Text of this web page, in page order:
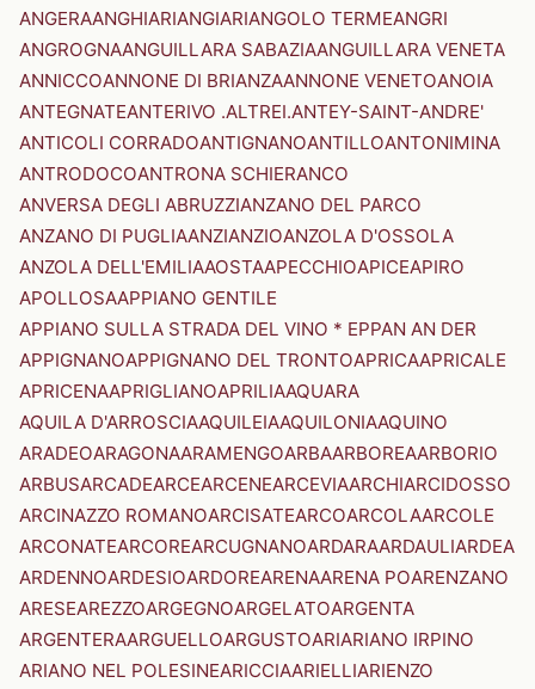
ANGERAANGHIARIANGIARIANGOLO TERMEANGRI
ANGROGNAANGUILLARA SABAZIAANGUILLARA VENETA
ANNICCOANNONE DI BRIANZAANNONE VENETOANOIA
ANTEGNATEANTERIVO .ALTREI.ANTEY-SAINT-ANDRE'
ANTICOLI CORRADOANTIGNANOANTILLOANTONIMINA
ANTRODOCOANTRONA SCHIERANCO
ANVERSA DEGLI ABRUZZIANZANO DEL PARCO
ANZANO DI PUGLIAANZIANZIOANZOLA D'OSSOLA
ANZOLA DELL'EMILIAAOSTAAPECCHIOAPICEAPIRO
APOLLOSAAPPIANO GENTILE
APPIANO SULLA STRADA DEL VINO * EPPAN AN DER
APPIGNANOAPPIGNANO DEL TRONTOAPRICAAPRICALE
APRICENAAPRIGLIANOAPRILIAAQUARA
AQUILA D'ARROSCIAAQUILEIAAQUILONIAAQUINO
ARADEOARAGONAARAMENGOARBAARBOREAARBORIO
ARBUSARCADEARCEARCENEARCEVIAARCHIARCIDOSSO
ARCINAZZO ROMANOARCISATEARCOARCOLAARCOLE
ARCONATEARCOREARCUGNANOARDARAARDAULIARDEA
ARDENNOARDESIOARDOREARENAARENA POARENZANO
ARESEAREZZOARGEGNOARGELATOARGENTA
ARGENTERAARGUELLOARGUSTOARIARIANO IRPINO
ARIANO NEL POLESINEARICCIAARIELLIARIENZO